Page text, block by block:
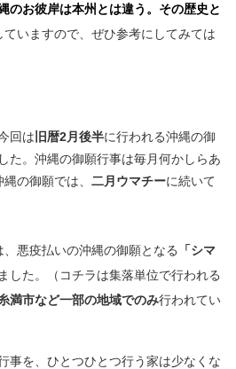
のお彼岸は本州とは違う。その歴史と
ていますので、ぜひ参考にしてみては
回は 旧暦2月後半に行われる沖縄の御
た。沖縄の御願行事は毎月何かしらあ
縄の御願では、二月ウマチーに続いて
悪疫払いの沖縄の御願となる
「シマ
した。（コチラは集落単位で行われる
満市など一部の地域でのみ行われてい
事を、ひとつひとつ行う家は少なくな